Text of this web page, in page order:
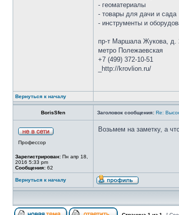
- геоматериалы
- товары для дачи и сада
- инструменты и
пр-т Маршала Жукова, д.
метро Полежаевская
+7 (499) 372-10-51
_http://krovlion.ru/
Вернуться к началу
BorisSfen Заголовок сообщения: Re:
Профессор
Зарегистрирован: Пн апр 18,
2016 5:33 pm
Сообщения: 62
Возьмем на заметку, а
Вернуться к началу